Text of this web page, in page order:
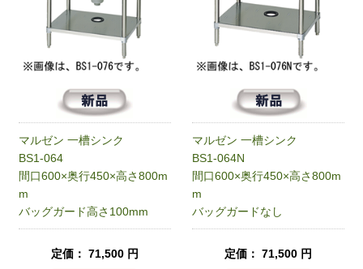
マルゼン 一槽シンク
BS1-064
間口600×奥行450×高さ800m
m
バッグガード高さ100mm
定価： 71,500 円
マルゼン 一槽シンク
BS1-064N
間口600×奥行450×高さ800m
m
バッグガードなし
定価： 71,500 円